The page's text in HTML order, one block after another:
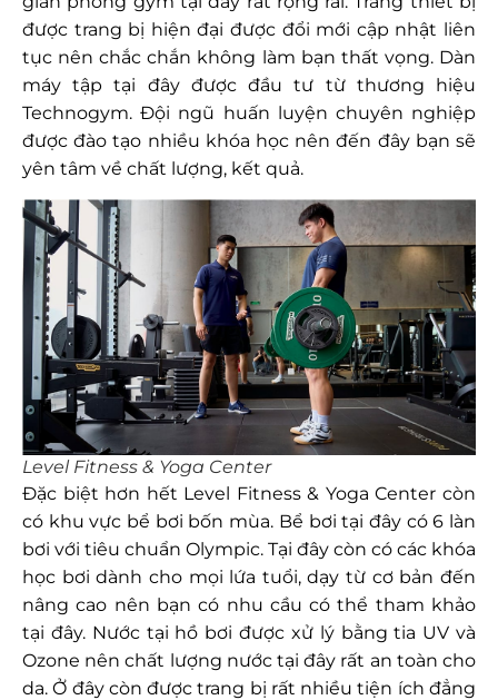
được trang bị hiện đại được đổi mới cập nhật liên
tục nên chắc chắn không làm bạn thất vọng. Dàn
máy tập tại đây được đầu tư từ thương hiệu
Technogym. Đội ngũ huấn luyện chuyên nghiệp
được đào tạo nhiều khóa học nên đến đây bạn sẽ
yên tâm về chất lượng, kết quả.
Level Fitness & Yoga Center
Đặc biệt hơn hết Level Fitness & Yoga Center còn
có khu vực bể bơi bốn mùa. Bể bơi tại đây có 6 làn
bơi với tiêu chuẩn Olympic. Tại đây còn có các khóa
học bơi dành cho mọi lứa tuổi, dạy từ cơ bản đến
nâng cao nên bạn có nhu cầu có thể tham khảo
tại đây. Nước tại hồ bơi được xử lý bằng tia UV và
Ozone nên chất lượng nước tại đây rất an toàn cho
da. Ở đây còn được trang bị rất nhiều tiện ích đẳng